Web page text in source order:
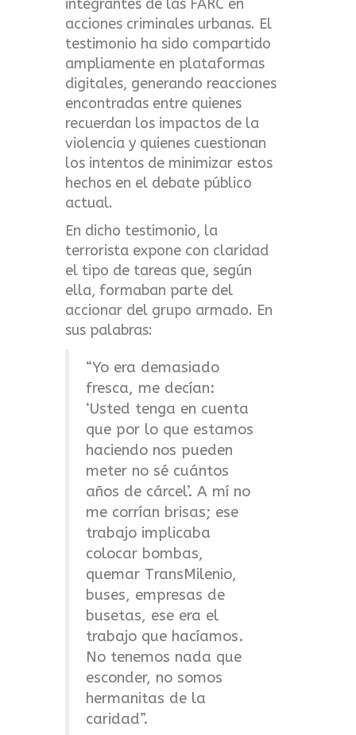
integrantes de las FARC en
acciones criminales urbanas. El
testimonio ha sido compartido
ampliamente en plataformas
digitales, generando reacciones
encontradas entre quienes
recuerdan los impactos de la
violencia y quienes cuestionan
los intentos de minimizar estos
hechos en el debate público
actual.
En dicho testimonio, la
terrorista expone con claridad
el tipo de tareas que, según
ella, formaban parte del
accionar del grupo armado. En
sus palabras:
“Yo era demasiado
fresca, me decían:
‘Usted tenga en cuenta
que por lo que estamos
haciendo nos pueden
meter no sé cuántos
años de cárcel’. A mí no
me corrían brisas; ese
trabajo implicaba
colocar bombas,
quemar TransMilenio,
buses, empresas de
busetas, ese era el
trabajo que hacíamos.
No tenemos nada que
esconder, no somos
hermanitas de la
caridad”.